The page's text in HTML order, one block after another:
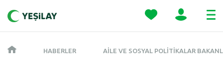
HABERLER AILE VE SOSYAL POLITIKALAR